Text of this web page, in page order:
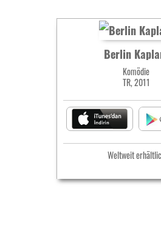
Berlin
Komödie
TR, 2011
Weltweit